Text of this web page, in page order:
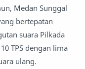
Medan Sunggal
bertepatan
suara Pilkada
TPS dengan lima
ulang.